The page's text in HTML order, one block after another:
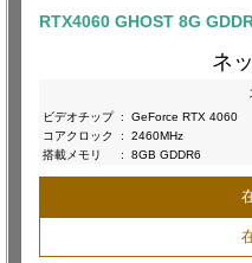
RTX4060 GHOST 8G
ネ
ビデオチップ :
GeForce RTX 4060
コアクロック
:
2460MHz
搭載メモリ
: 8GB GDDR6